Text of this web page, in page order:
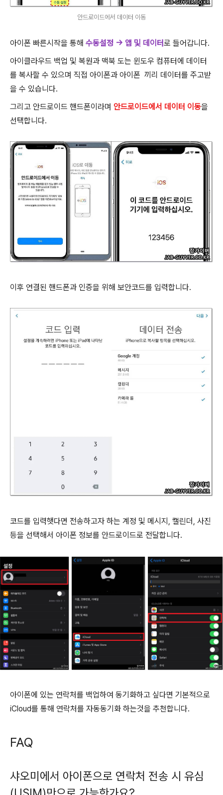
안드로이드에서 데이터 이동
아이폰 빠른시작을 통해 수동설정 -> 앱 및 데이터로 들어갑니다.
아이클라우드 백업 및 복원과 맥북 도는 윈도우 컴퓨터에 데이터
를 복사할 수 있으며 직접 아이폰과 아이폰 끼리 데이터를 주고받
을 수 있습니다.
그리고 안드로이드 핸드폰이라며 안드로이드에서 데이터 이동을
선택합니다.
이후 연결된 핸드폰과 인증을 위해 보안코드를 입력합니다.
코드를 입력햇다면 전송하고자 하는 계정 및 메시지, 캘린더, 사진
등을 선택해서 아이폰 정보를 안드로이드로 전달합니다.
아이폰에 있는 연락처를 백업하여 동기화하고 싶다면 기본적으로
iCloud를 통해 연락처를 자동동기화 하는것을 추천합니다.
FAQ
샤오미에서 아이폰으로 연락처 전송 시 유심